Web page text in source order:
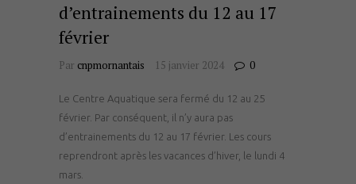
d’entrainements du 12 au 17
février
Par cnpmornantais 15 janvier 2024 0
Le Centre Aquatique sera fermé du 12 au 25
février. Par conséquent, il n’y aura pas
d’entrainements du 12 au 17 février. Les cours
reprendront après les vacances d’hiver, le lundi 4
mars.